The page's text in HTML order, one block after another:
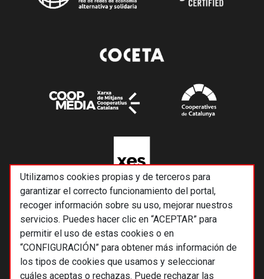
Utilizamos cookies propias y de terceros para
garantizar el correcto funcionamiento del portal,
recoger información sobre su uso, mejorar nuestros
servicios. Puedes hacer clic en “ACEPTAR” para
permitir el uso de estas cookies o en
“CONFIGURACIÓN” para obtener más información de
los tipos de cookies que usamos y seleccionar
cuáles aceptas o rechazas. Puede rechazar las